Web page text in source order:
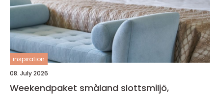
inspiration
08. July 2026
Weekendpaket småland slottsmiljö,